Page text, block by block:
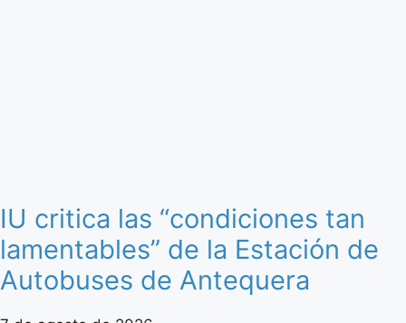
IU critica las “condiciones tan
lamentables” de la Estación de
Autobuses de Antequera